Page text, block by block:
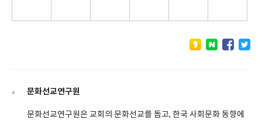
문화선교연구원
문화선교연구원은 교회의 문화선교를 돕고, 한국 사회문화 동향에